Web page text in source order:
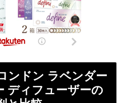
ンドン ラベンダー
ディフューザーの